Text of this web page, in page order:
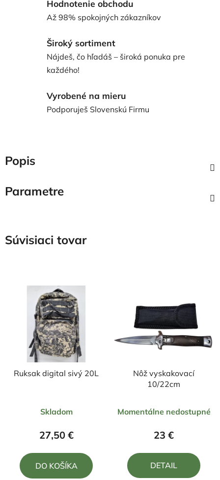
Hodnotenie obchodu
Až 98% spokojných zákazníkov
Široký sortiment
Nájdeš, čo hľadáš – široká ponuka pre
každého!
Vyrobené na mieru
Podporuješ Slovenskú Firmu
Popis
Parametre
Súvisiaci tovar
Ruksak digital sivý 20L
hodnotenie
produktu
4,6
z
Skladom
27,50 €
DO KOŠÍKA
Nôž vyskakovací
10/22cm
hodnotenie
produktu
5,0
z
Momentálne nedostupné
23 €
DETAIL